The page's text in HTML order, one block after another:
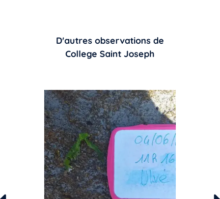
D'autres observations de
College Saint Joseph